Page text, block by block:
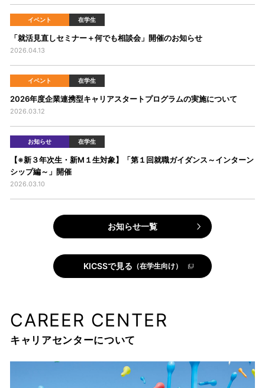
イベント 在学生
「就活見直しセミナー＋何でも相談会」開催のお知らせ
2026.04.13
イベント 在学生
2026年度企業連携型キャリアスタートプログラムの実施について
2026.03.12
お知らせ 在学生
【※新３年次生・新M１生対象】「第１回就職ガイダンス～インターン
シップ編～」開催
2026.03.10
お知らせ一覧
KICSSで見る （在学生向け）
CAREER CENTER
キャリアセンターについて